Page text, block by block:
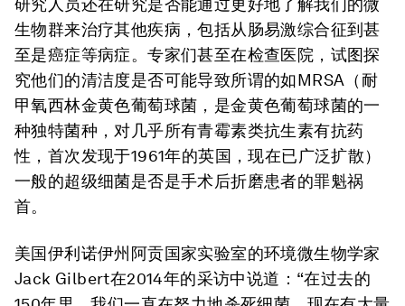
研究人员还在研究是否能通过更好地了解我们的微
生物群来治疗其他疾病，包括从肠易激综合征到甚
至是癌症等病症。专家们甚至在检查医院，试图探
究他们的清洁度是否可能导致所谓的如MRSA（耐
甲氧西林金黄色葡萄球菌，是金黄色葡萄球菌的一
种独特菌种，对几乎所有青霉素类抗生素有抗药
性，首次发现于1961年的英国，现在已广泛扩散）
一般的超级细菌是否是手术后折磨患者的罪魁祸
首。
美国伊利诺伊州阿贡国家实验室的环境微生物学家
Jack Gilbert在2014年的采访中说道：“在过去的